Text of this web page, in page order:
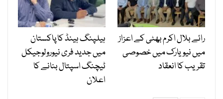
رائے بلال اکرم بھٹی کے اعزاز
میں نیویارک میں خصوصی
تقریب کا انعقاد
ہیلپنگ ہینڈ کا پاکستان
میں جدید فری نیورولوجیکل
ٹیچنگ اسپتال بنانے کا
اعلان